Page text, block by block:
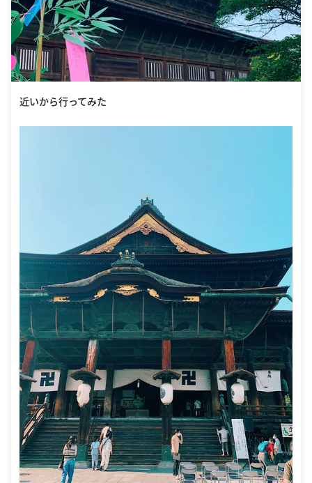
近いから行ってみた